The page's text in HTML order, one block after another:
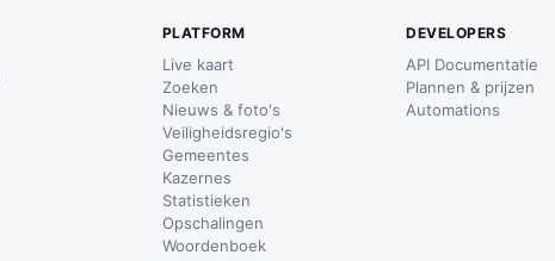
PLATFORM
Live kaart
Zoeken
Nieuws & foto's
Veiligheidsregio's
Gemeentes
Kazernes
Statistieken
Opschalingen
Woordenboek
DEVELOPERS
API Documentatie
Plannen & prijzen
Automations